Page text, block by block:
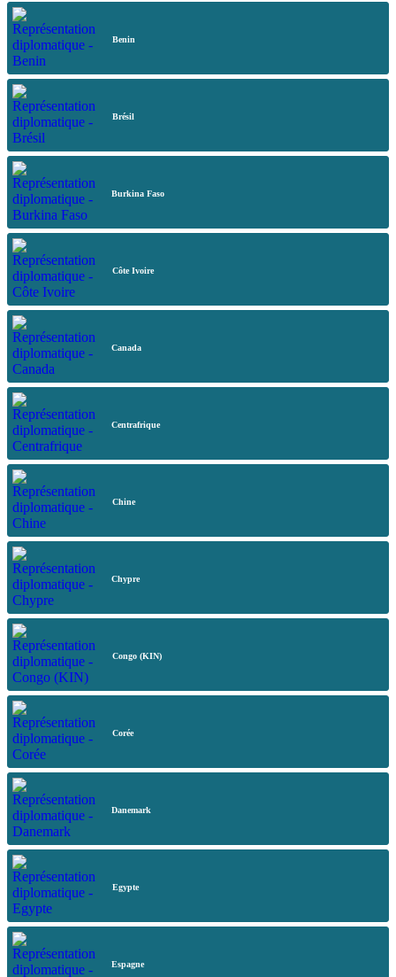
Benin
Brésil
Burkina Faso
Côte Ivoire
Canada
Centrafrique
Chine
Chypre
Congo (KIN)
Corée
Danemark
Egypte
Espagne